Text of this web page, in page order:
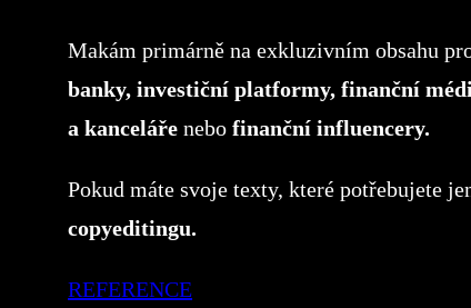
Makám primárně na exkluzivním obsahu
banky, investiční platformy, finanční
a kancelářenebofinanční influencery.
Pokud máte svoje texty, které potřebujete
copyeditingu.
REFERENCE